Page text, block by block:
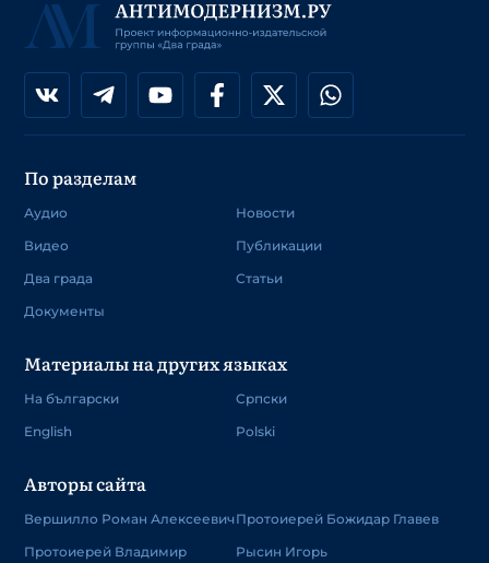
По разделам
Аудио
Видео
Два града
Документы
Новости
Публикации
Статьи
Материалы на других языках
На български
English
Српски
Polski
Авторы сайта
Вершилло Роман Алексеевич
Протоиерей Владимир
Протоиерей Божидар Главев
Рысин Игорь